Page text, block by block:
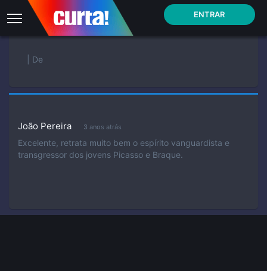
ENTRAR
| De
João Pereira 3 anos atrás
Excelente, retrata muito bem o espírito vanguardista e
transgressor dos jovens Picasso e Braque.